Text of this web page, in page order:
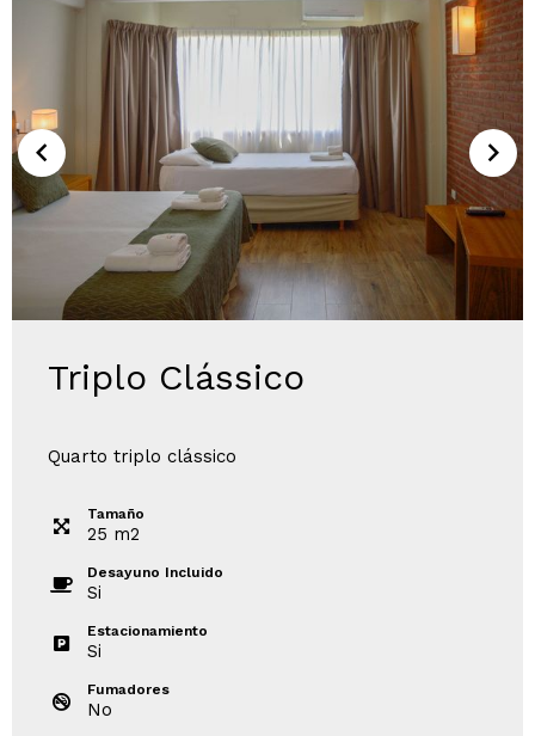
Triplo Clássico
Quarto triplo clássico
Tamaño
25 m2
Desayuno Incluido
Si
Estacionamiento
Si
Fumadores
No